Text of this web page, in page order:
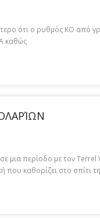
ότι ο ρυθμός KO από
καθώς
μια περίοδο με τον
που καθορίζει στο σπίτι